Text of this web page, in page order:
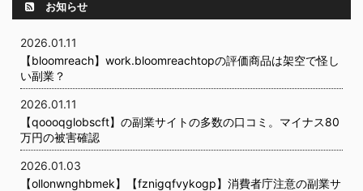
お知らせ
2026.01.11
【bloomreach】work.bloomreachtopの評価商品は架空で怪し
い副業？
2026.01.11
【qoooqglobscft】の副業サイトの多数の口コミ。マイナス80
万円の被害確認
2026.01.03
【ollonwnghbmek】【fznigqfvykogp】消費者庁注意の副業サ